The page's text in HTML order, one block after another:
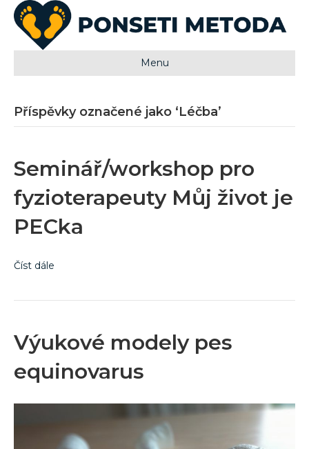
Menu
Příspěvky označené jako ‘Léčba’
Seminář/workshop pro
fyzioterapeuty Můj život je
PECka
Číst dále
Výukové modely pes
equinovarus